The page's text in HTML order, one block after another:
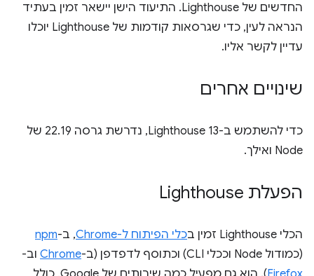
החדשים של Lighthouse. התיעוד הישן יישאר זמין בעתיד
הנראה לעין, כדי שגרסאות קודמות של Lighthouse יוכלו
עדיין לקשר אליו.
שינויים אחרים
כדי להשתמש ב-Lighthouse 13, נדרשת גרסה 22.19 של
Node ואילך.
הפעלת Lighthouse
הכלי Lighthouse זמין ב כלי הפיתוח ל-Chrome , ב-npm
(כמודול Node וככלי CLI) וכתוסף לדפדפן (ב-
Chrome וב-